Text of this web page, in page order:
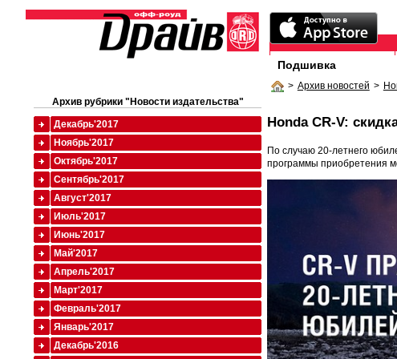
Подшивка
> Архив новостей >
Honda CR-V:
По случаю 20-летнего
программы приобретения
Архив рубрики "Новости издательства"
Декабрь'2017
Ноябрь'2017
Октябрь'2017
Сентябрь'2017
Август'2017
Июль'2017
Июнь'2017
Май'2017
Апрель'2017
Март'2017
Февраль'2017
Январь'2017
Декабрь'2016